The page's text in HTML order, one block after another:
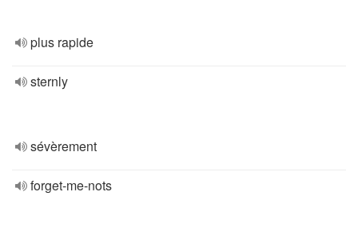
plus rapide
sternly
sévèrement
forget-me-nots